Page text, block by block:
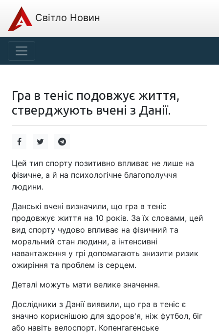
Світло Новин
Гра в теніс подовжує життя,
стверджують вчені з Данії.
Цей тип спорту позитивно впливає не лише на
фізичне, а й на психологічне благополуччя
людини.
Данські вчені визначили, що гра в теніс
продовжує життя на 10 років. За їх словами, цей
вид спорту чудово впливає на фізичний та
моральний стан людини, а інтенсивні
навантаження у грі допомагають знизити ризик
ожиріння та проблем із серцем.
Деталі можуть мати велике значення.
Дослідники з Данії виявили, що гра в теніс є
значно кориснішою для здоров'я, ніж футбол, біг
або навіть велоспорт. Копенгагенське